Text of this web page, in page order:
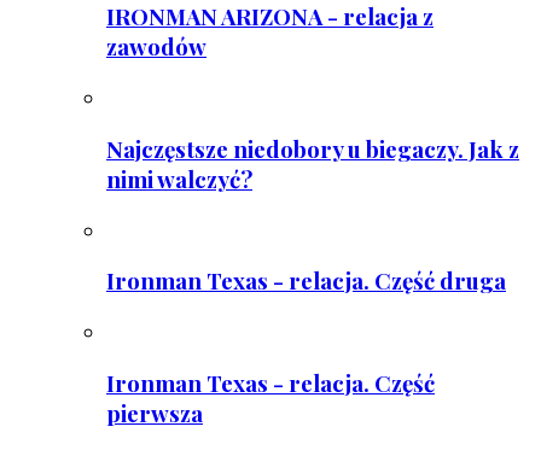
IRONMAN ARIZONA - relacja z
zawodów
Najczęstsze niedobory u biegaczy. Jak z
nimi walczyć?
Ironman Texas - relacja. Część druga
Ironman Texas - relacja. Część
pierwsza